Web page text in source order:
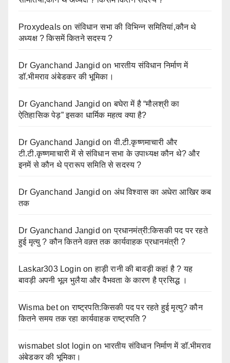
Proxydeals onसंविधान सभा की विभिन्न समितियां,कौन थे
अध्यक्ष ? किसमें कितने सदस्य ?
Dr Gyanchand Jangid on भारतीय संविधान निर्माण में
डॉ.भीमराव अंबेडकर की भूमिका।
Dr Gyanchand Jangid onबघेरा में है “मौलश्री का
ऐतिहासिक पेड़” इसका धार्मिक महत्व क्या है?
Dr Gyanchand Jangid onवी.टी.कृष्णमाचारी और
टी.टी.कृष्णमाचारी में से संविधान सभा के उपाध्यक्ष कौन थे? और
इनमें से कौन थे प्रारूप समिति से सदस्य ?
Dr Gyanchand Jangid on अंध विश्वास का अधेरा आखिर कब
तक
Dr Gyanchand Jangid onप्रधानमंत्री:किसकी पद पर रहते
हुई मृत्यु ? कौन कितने वक़्त तक कार्यवाहक प्रधानमंत्री ?
Laskar303 Login onहाड़ी रानी की बावड़ी कहां है ? यह
बावड़ी अपनी भूल भुलैया और वैभवता के कारण है प्रसिद्ध ।
Wisma betonराष्ट्रपति:किसकी पद पर रहते हुई मृत्यु? कौन
कितने समय तक रहा कार्यवाहक राष्ट्रपति ?
wismabet slot login on भारतीय संविधान निर्माण में डॉ.भीमराव
अंबेडकर की भूमिका।